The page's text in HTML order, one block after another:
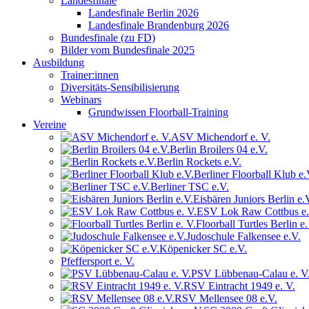
Landesfinale Berlin 2026
Landesfinale Brandenburg 2026
Bundesfinale (zu FD)
Bilder vom Bundesfinale 2025
Ausbildung
Trainer:innen
Diversitäts-Sensibilisierung
Webinars
Grundwissen Floorball-Training
Vereine
ASV Michendorf e. V.
Berlin Broilers 04 e.V.
Berlin Rockets e.V.
Berliner Floorball Klub
Berliner TSC e.V.
Eisbären Juniors Berlin
ESV Lok Raw Cottbus
Floorball Turtles Berlin
Judoschule Falkensee e.V.
Köpenicker SC e.V.
Pfeffersport e. V.
PSV Lübbenau-Calau e. V.
RSV Eintracht 1949 e. V.
RSV Mellensee 08 e.V.